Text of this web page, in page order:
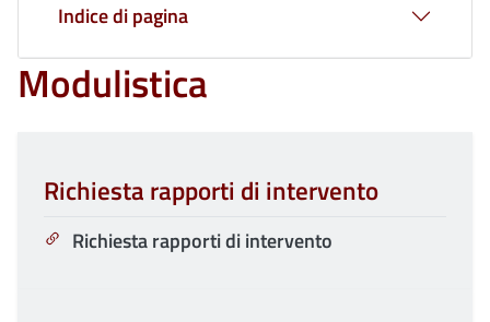
Modulistica
Richiesta rapporti di intervento
Richiesta rapporti di intervento
Indice di pagina